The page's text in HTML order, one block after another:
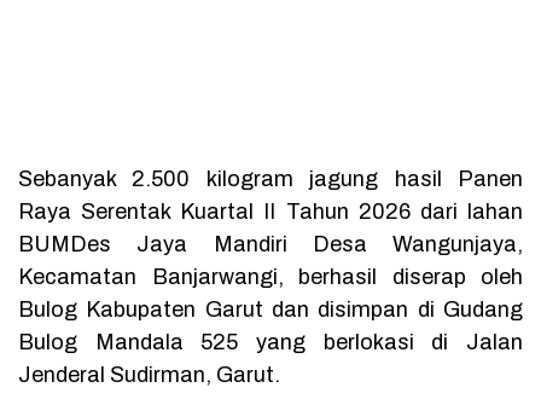
Sebanyak 2.500 kilogram jagung hasil Panen
Raya Serentak Kuartal II Tahun 2026 dari lahan
BUMDes Jaya Mandiri Desa Wangunjaya,
Kecamatan Banjarwangi, berhasil diserap oleh
Bulog Kabupaten Garut dan disimpan di Gudang
Bulog Mandala 525 yang berlokasi di Jalan
Jenderal Sudirman, Garut.